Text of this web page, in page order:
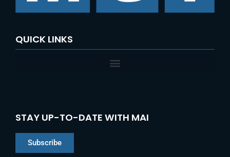
QUICK LINKS
STAY UP-TO-DATE WITH MAI
Subscribe